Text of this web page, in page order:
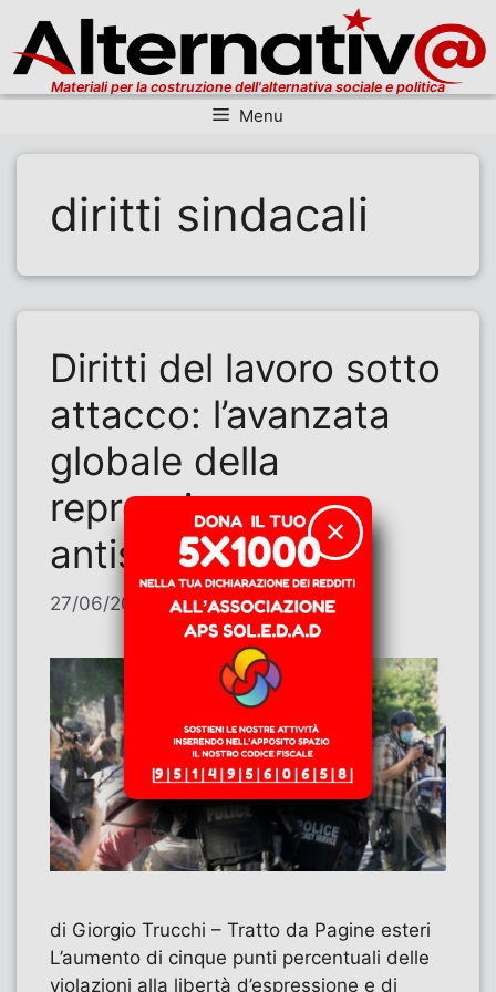
Materiali per la costruzione dell'alternativa sociale e politica
Menu
diritti sindacali
Diritti del lavoro sotto
attacco: l’avanzata
globale della
repressione
antisindacale
27/06/2026 diContributi
di Giorgio Trucchi – Tratto da Pagine esteri
L’aumento di cinque punti percentuali delle
violazioni alla libertà d’espressione e di
✕